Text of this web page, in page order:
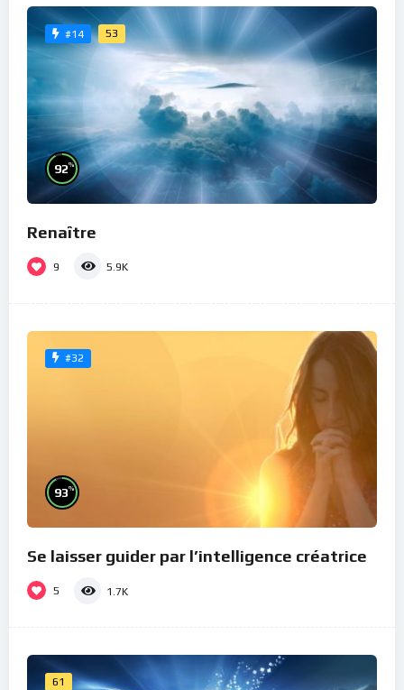
#14 53
92%
Renaître
9 5.9K
#32
93%
Se laisser guider par l’intelligence créatrice
5 1.7K
61